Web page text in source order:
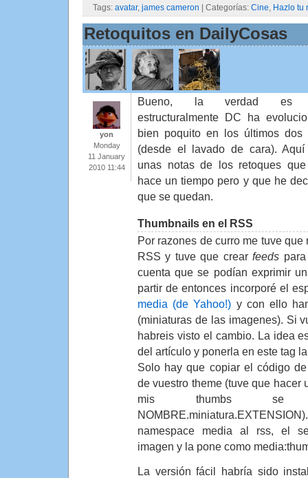
Tags: avatar, james cameron | Categorías: Cine, Hazlo tu
Retoquitos en DailyCosas
yon
Monday
11 January
2010 11:44
Bueno, la verdad es
estructuralmente DC ha
bien poquito en los últimos dos
(desde el lavado de cara).
unas notas de los retoques
hace un tiempo pero y que he
que se quedan.
Thumbnails en el RSS
Por razones de curro me tuve
RSS y tuve que crearfeeds
cuenta que se podían exprimir
partir de entonces incorporé el
media (de Yahoo!) y con ello
(miniaturas de las imagenes). Si
habreis visto el cambio. La idea
del artículo y ponerla en este tag
Solo hay que copiar el código
de vuestro theme (tuve que hacer
mis thumbs se
namespace media al rss, el
imagen y la pone como
La versión fácil habría sido